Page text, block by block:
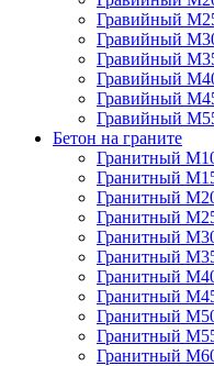
Гравийный
Гравийный
Гравийный
Гравийный
Гравийный
Гравийный
Бетон на граните
Гранитный
Гранитный
Гранитный
Гранитный
Гранитный
Гранитный
Гранитный
Гранитный
Гранитный
Гранитный
Гранитный